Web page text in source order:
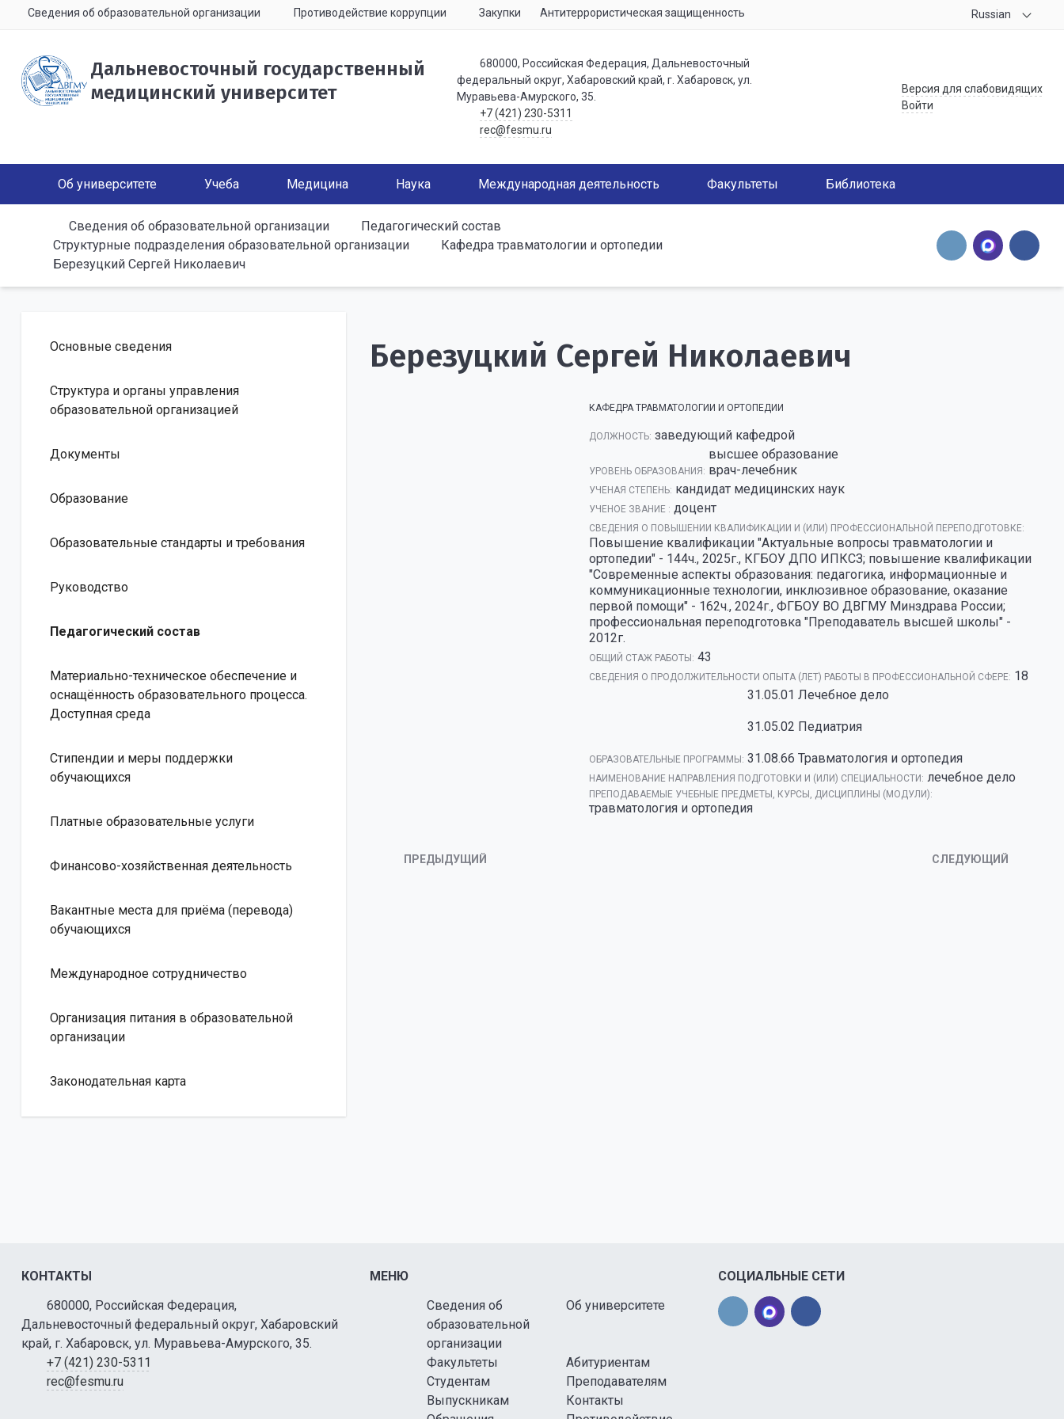
Сведения об образовательной организации Противодействие коррупции Закупки Антитеррористическая защищенность Russian
Дальневосточный государственный
медицинский университет
680000, Российская Федерация, Дальневосточный
федеральный округ, Хабаровский край, г. Хабаровск, ул.
Муравьева-Амурского, 35.
+7 (421) 230-5311
rec@fesmu.ru
Версия для слабовидящих
Войти
Об университете Учеба Медицина Наука Международная деятельность Факультеты Библиотека
Сведения об образовательной организации
Педагогический состав
Структурные подразделения образовательной организации
Кафедра травматологии и ортопедии
Березуцкий Сергей Николаевич
Основные сведения
Структура и органы управления
образовательной организацией
Документы
Образование
Образовательные стандарты и требования
Руководство
Педагогический состав
Материально-техническое обеспечение и
оснащённость образовательного процесса.
Доступная среда
Стипендии и меры поддержки
обучающихся
Платные образовательные услуги
Финансово-хозяйственная деятельность
Вакантные места для приёма (перевода)
обучающихся
Международное сотрудничество
Организация питания в образовательной
организации
Законодательная карта
Березуцкий Сергей Николаевич
КАФЕДРА ТРАВМАТОЛОГИИ И ОРТОПЕДИИ
ДОЛЖНОСТЬ: заведующий кафедрой
УРОВЕНЬ ОБРАЗОВАНИЯ:
высшее образование
врач-лечебник
УЧЕНАЯ СТЕПЕНЬ: кандидат медицинских наук
УЧЕНОЕ ЗВАНИЕ : доцент
СВЕДЕНИЯ О ПОВЫШЕНИИ КВАЛИФИКАЦИИ И (ИЛИ) ПРОФЕССИОНАЛЬНОЙ ПЕРЕПОДГОТОВКЕ:
Повышение квалификации "Актуальные вопросы травматологии и
ортопедии" - 144ч., 2025г., КГБОУ ДПО ИПКСЗ; повышение квалификации
"Современные аспекты образования: педагогика, информационные и
коммуникационные технологии, инклюзивное образование, оказание
первой помощи" - 162ч., 2024г., ФГБОУ ВО ДВГМУ Минздрава России;
профессиональная переподготовка "Преподаватель высшей школы" -
2012г.
ОБЩИЙ СТАЖ РАБОТЫ: 43
СВЕДЕНИЯ О ПРОДОЛЖИТЕЛЬНОСТИ ОПЫТА (ЛЕТ) РАБОТЫ В ПРОФЕССИОНАЛЬНОЙ СФЕРЕ: 18
ОБРАЗОВАТЕЛЬНЫЕ ПРОГРАММЫ:
31.05.01 Лечебное дело
31.05.02 Педиатрия
31.08.66 Травматология и ортопедия
НАИМЕНОВАНИЕ НАПРАВЛЕНИЯ ПОДГОТОВКИ И (ИЛИ) СПЕЦИАЛЬНОСТИ: лечебное дело
ПРЕПОДАВАЕМЫЕ УЧЕБНЫЕ ПРЕДМЕТЫ, КУРСЫ, ДИСЦИПЛИНЫ (МОДУЛИ):
травматология и ортопедия
ПРЕДЫДУЩИЙ СЛЕДУЮЩИЙ
КОНТАКТЫ
680000, Российская Федерация,
Дальневосточный федеральный округ, Хабаровский
край, г. Хабаровск, ул. Муравьева-Амурского, 35.
+7 (421) 230-5311
rec@fesmu.ru
МЕНЮ
Сведения об
образовательной
организации
Об университете
Факультеты
Абитуриентам
Студентам
Преподавателям
Выпускникам
Контакты
СОЦИАЛЬНЫЕ СЕТИ